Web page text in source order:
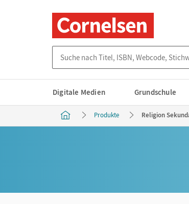
Digitale Medien Grundschule
Produkte Religion